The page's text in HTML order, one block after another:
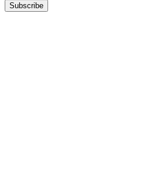
Subscribe